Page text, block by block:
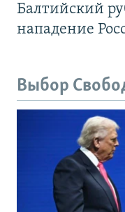
Балтийский
нападение
Выбор